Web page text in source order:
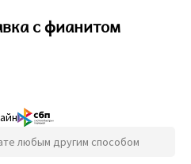
с фианитом
любым другим способом